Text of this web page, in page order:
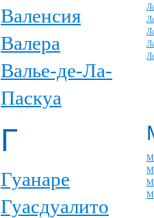
Валенсия
Валера
Валье-де-Ла-
Паскуа
Г
Гуанаре
Гуасдуалито